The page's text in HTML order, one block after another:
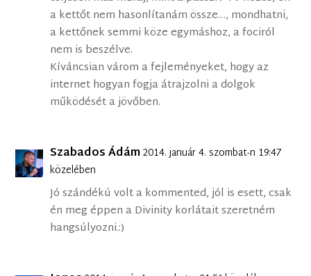
a kettőt nem hasonlítanám össze…, mondhatni,
a kettőnek semmi köze egymáshoz, a fociról
nem is beszélve.
Kíváncsian várom a fejleményeket, hogy az
internet hogyan fogja átrajzolni a dolgok
működését a jövőben.
Szabados Ádám2014. január 4. szombat-n 19:47
közelében
Jó szándékú volt a kommented, jól is esett, csak
én meg éppen a Divinity korlátait szeretném
hangsúlyozni.:)